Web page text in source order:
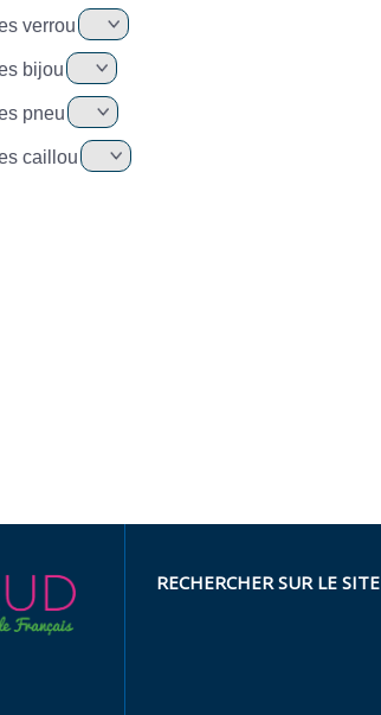
verrou
bijou
pneu
caillou
RECHERCHER SUR LE SITE